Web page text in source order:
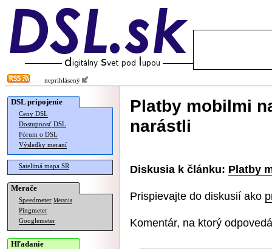
neprihlásený
DSL pripojenie
Ceny DSL
Dostupnosť DSL
Fórum o DSL
Výsledky meraní
Satelitná mapa SR
Merače
Speedmeter Merania
Pingmeter
Googlemeter
Hľadanie
Platby mobilmi
narástli
Diskusia k článku: Platby
Prispievajte do diskusií ako
Komentár, na ktorý